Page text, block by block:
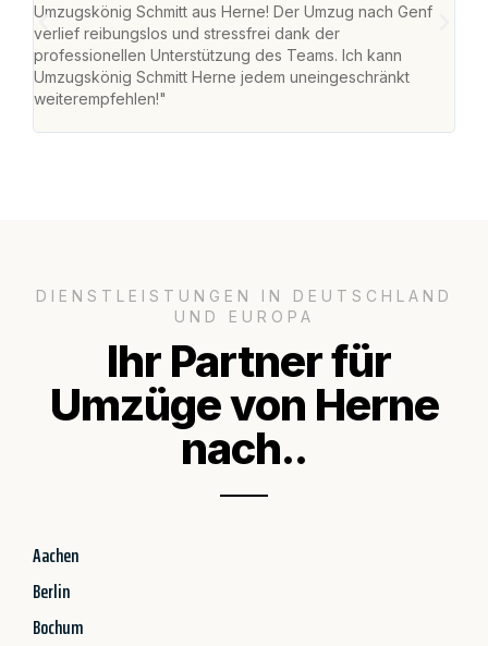
Umzugskönig Schmitt aus Herne! Der Umzug nach Genf
verlief reibungslos und stressfrei dank der
professionellen Unterstützung des Teams. Ich kann
Umzugskönig Schmitt Herne jedem uneingeschränkt
weiterempfehlen!"
DIENSTLEISTUNGEN IN DEUTSCHLAND
UND EUROPA
Ihr Partner für
Umzüge von Herne
nach..
Aachen
Berlin
Bochum